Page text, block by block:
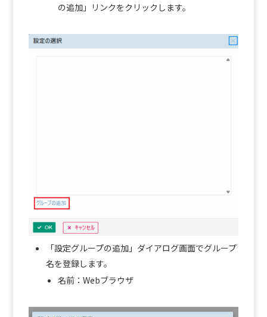
の追加」リンクをクリックします。
「設定グループの追加」ダイアログ画面でグループ
名を登録します。
名前：Webブラウザ